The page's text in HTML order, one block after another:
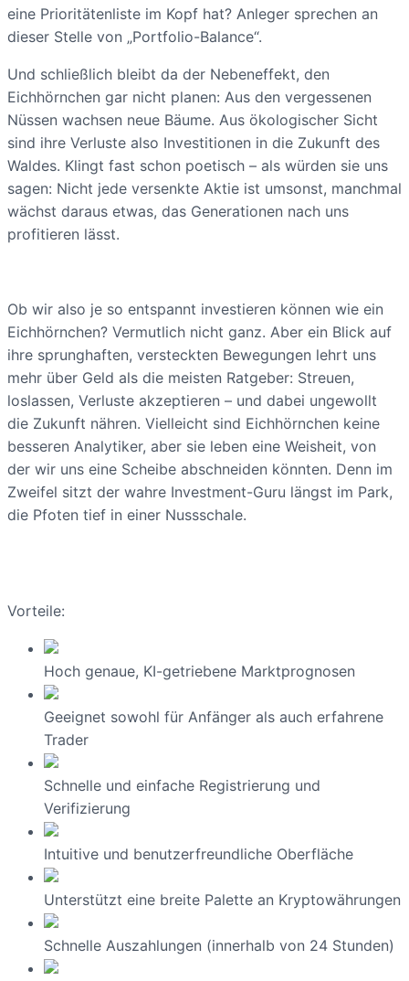
eine Prioritätenliste im Kopf hat? Anleger sprechen an
dieser Stelle von „Portfolio-Balance“.
Und schließlich bleibt da der Nebeneffekt, den
Eichhörnchen gar nicht planen: Aus den vergessenen
Nüssen wachsen neue Bäume. Aus ökologischer Sicht
sind ihre Verluste also Investitionen in die Zukunft des
Waldes. Klingt fast schon poetisch – als würden sie uns
sagen: Nicht jede versenkte Aktie ist umsonst, manchmal
wächst daraus etwas, das Generationen nach uns
profitieren lässt.
Ob wir also je so entspannt investieren können wie ein
Eichhörnchen? Vermutlich nicht ganz. Aber ein Blick auf
ihre sprunghaften, versteckten Bewegungen lehrt uns
mehr über Geld als die meisten Ratgeber: Streuen,
loslassen, Verluste akzeptieren – und dabei ungewollt
die Zukunft nähren. Vielleicht sind Eichhörnchen keine
besseren Analytiker, aber sie leben eine Weisheit, von
der wir uns eine Scheibe abschneiden könnten. Denn im
Zweifel sitzt der wahre Investment-Guru längst im Park,
die Pfoten tief in einer Nussschale.
Vorteile:
Hoch genaue, KI-getriebene Marktprognosen
Geeignet sowohl für Anfänger als auch erfahrene
Trader
Schnelle und einfache Registrierung und
Verifizierung
Intuitive und benutzerfreundliche Oberfläche
Unterstützt eine breite Palette an Kryptowährungen
Schnelle Auszahlungen (innerhalb von 24 Stunden)